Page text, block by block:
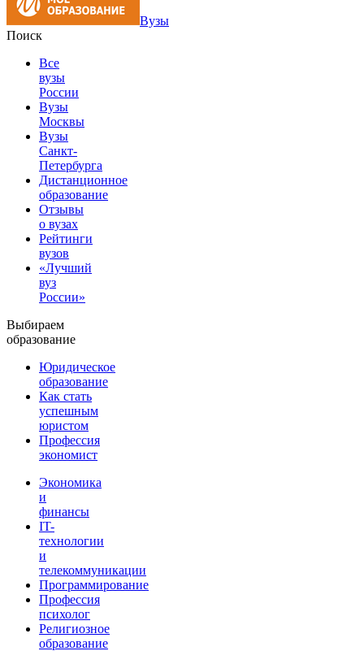
Вузы
Поиск
Все
вузы
России
Вузы
Москвы
Вузы
Санкт-
Петербурга
Дистанционное
образование
Отзывы
о вузах
Рейтинги
вузов
«Лучший
вуз
России»
Выбираем
образование
Юридическое
образование
Как стать
успешным
юристом
Профессия
экономист
Экономика
и
финансы
IT-
технологии
и
телекоммуникации
Программирование
Профессия
психолог
Религиозное
образование